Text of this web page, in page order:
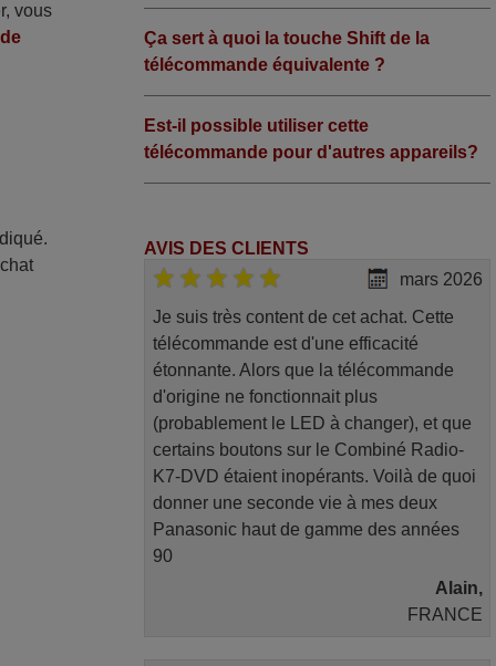
vous
Ça sert à quoi la touche Shift de la
télécommande équivalente ?
Est-il possible utiliser cette
télécommande pour d'autres appareils?
AVIS DES CLIENTS
mars 2026
Je suis très content de cet achat. Cette
télécommande est d'une efficacité
étonnante. Alors que la télécommande
d'origine ne fonctionnait plus
(probablement le LED à changer), et que
certains boutons sur le Combiné Radio-
K7-DVD étaient inopérants. Voilà de quoi
donner une seconde vie à mes deux
Panasonic haut de gamme des années
90
Alain,
FRANCE